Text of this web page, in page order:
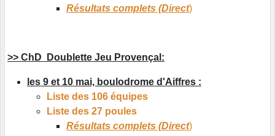
Résultats complets (Direct)
>> ChD Doublette Jeu Provençal:
les 9 et 10 mai, boulodrome d'Aiffres :
Liste des 106 équipes
Liste des 27 poules
Résultats complets (Direct)